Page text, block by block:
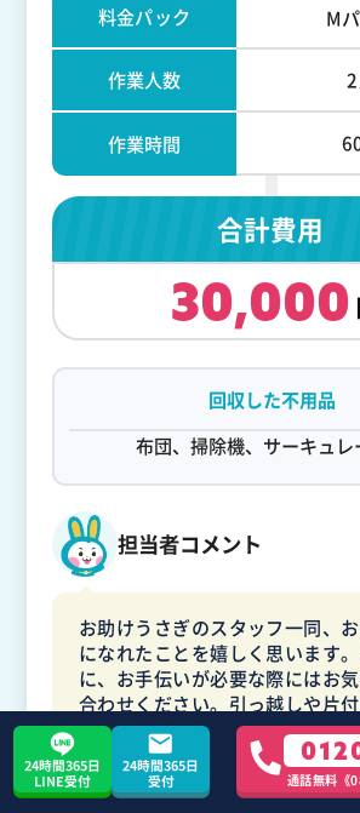
料金パック M
作業人数
作業時間
合計費用
30,000
回収した不用品
布団、掃除機、サーキュレ
担当者コメント
お助けうさぎのスタッフ一同、
になれたことを嬉しく思います
に、お手伝いが必要な際にはお
合わせください。引っ越しや片
いができることを楽しみにして
後ともよろしくお願い申し上げ
24時間365日
LINE受付
24時間365日
受付
通話無料《